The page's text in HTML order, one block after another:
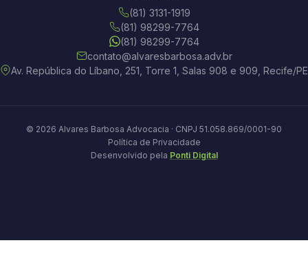
(81) 3131-1919
(81) 98299-7764
(81) 98299-7764
contato@alvaresbarbosa.adv.br
Av. República do Líbano, 251, Torre 1, Salas 908 e 909, Recife/PE
© 2026 Alvares Barbosa Advocacia · CNPJ 51.058.869/0001-90
Política de Privacidade
Desenvolvido pela Ponti Digital